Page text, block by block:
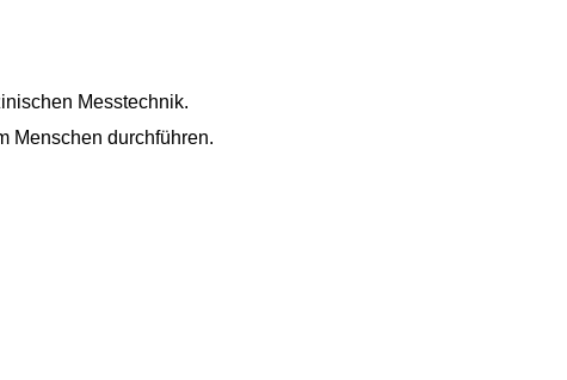
Messtechnik.
Menschen durchführen.